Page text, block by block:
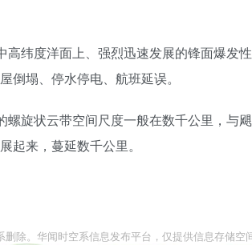
高纬度洋面上、强烈迅速发展的锋面爆发
倒塌、停水停电、航班延误。
螺旋状云带空间尺度一般在数千公里，与
起来，蔓延数千公里。
除。华闻时空系信息发布平台，仅提供信息存储空